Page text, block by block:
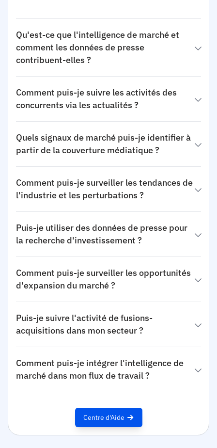
Qu'est-ce que l'intelligence de marché et
comment les données de presse
contribuent-elles ?
Comment puis-je suivre les activités des
concurrents via les actualités ?
Quels signaux de marché puis-je identifier à
partir de la couverture médiatique ?
Comment puis-je surveiller les tendances de
l'industrie et les perturbations ?
Puis-je utiliser des données de presse pour
la recherche d'investissement ?
Comment puis-je surveiller les opportunités
d'expansion du marché ?
Puis-je suivre l'activité de fusions-
acquisitions dans mon secteur ?
Comment puis-je intégrer l'intelligence de
marché dans mon flux de travail ?
Centre d'Aide